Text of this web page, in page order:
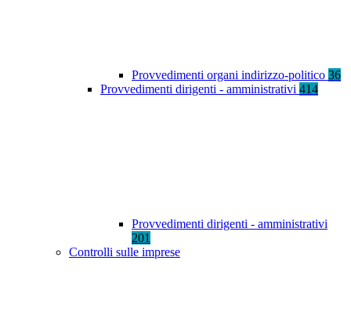
Provvedimenti organi indirizzo-politico 36
Provvedimenti dirigenti - amministrativi 414
Provvedimenti dirigenti - amministrativi
201
Controlli sulle imprese